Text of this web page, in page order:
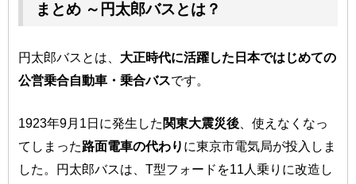
まとめ ～円太郎バスとは？
円太郎バスとは、 大正時代に活躍した日本ではじめての
公営乗合自動車・乗合バスです。
1923年9月1日に発生した 関東大震災後 、使えなくなっ
てしまった路面電車の代わり に東京市電気局が投入しま
した。円太郎バスは、T型フォードを11人乗りに改造し